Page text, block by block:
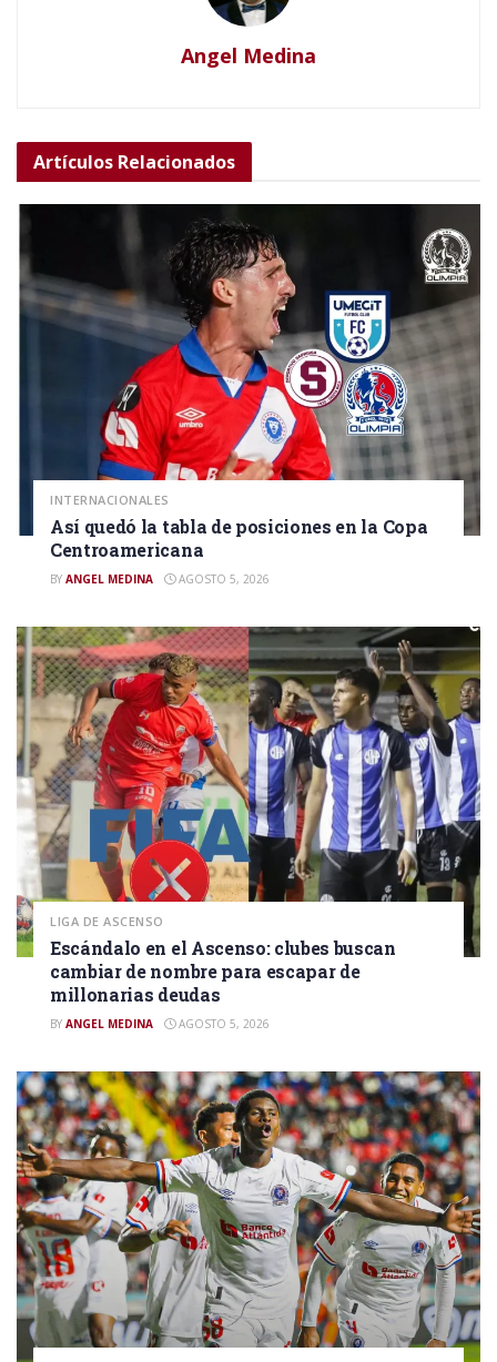
Angel Medina
Artículos Relacionados
INTERNACIONALES
Así quedó la tabla de posiciones en la Copa
Centroamericana
BY ANGEL MEDINA AGOSTO 5, 2026
LIGA DE ASCENSO
Escándalo en el Ascenso: clubes buscan
cambiar de nombre para escapar de
millonarias deudas
BY ANGEL MEDINA AGOSTO 5, 2026